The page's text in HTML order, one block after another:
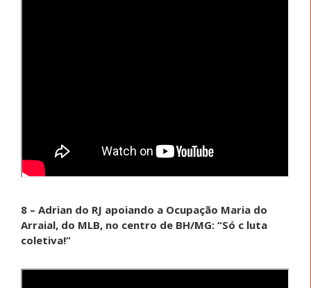
8 – Adrian do RJ apoiando a Ocupação Maria do
Arraial, do MLB, no centro de BH/MG: “Só c luta
coletiva!”